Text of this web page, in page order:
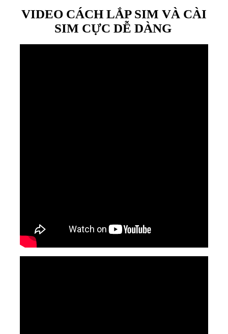
VIDEO CÁCH LẮP SIM VÀ CÀI
SIM CỰC DỄ DÀNG